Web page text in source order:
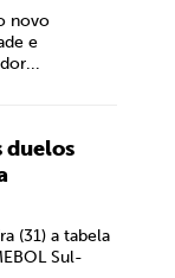
novo
e
duelos
(31) a tabela
Sul-